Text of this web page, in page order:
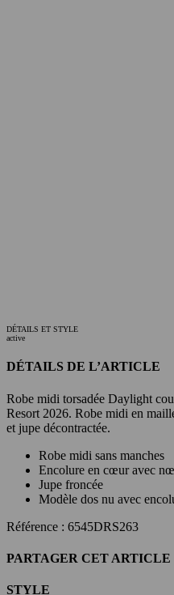
DÉTAILS ET STYLE
active
DÉTAILS DE L’ARTICLE
Robe midi torsadée Daylight
Resort 2026. Robe midi en
et jupe décontractée.
Robe midi sans manches
Encolure en cœur avec
Jupe froncée
Modèle dos nu avec
Référence : 6545DRS263
PARTAGER CET ARTICLE
STYLE